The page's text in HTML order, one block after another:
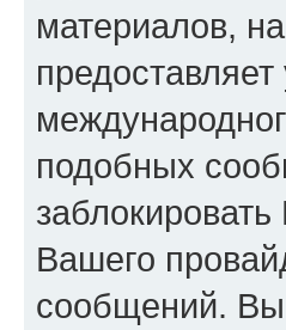
материалов,
подобных
Вашего
сообщений. Вы